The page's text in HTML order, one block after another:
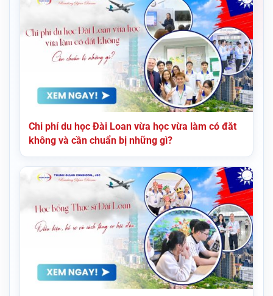
Chi phí du học Đài Loan vừa học vừa làm có đắt
không và cần chuẩn bị những gì?